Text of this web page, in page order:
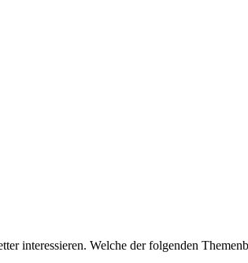
interessieren. Welche der folgenden